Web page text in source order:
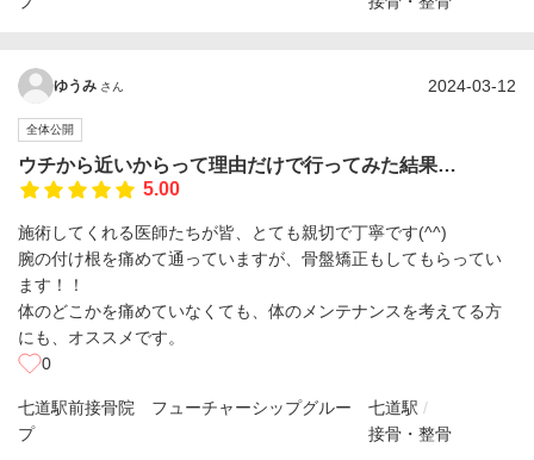
ゆうみ さん 2024-03-12
全体公開
ウチから近いからって理由だけで行ってみた結果…
5.00
施術してくれる医師たちが皆、とても親切で丁寧です(^^)
腕の付け根を痛めて通っていますが、骨盤矯正もしてもらってい
ます！！
体のどこかを痛めていなくても、体のメンテナンスを考えてる方
にも、オススメです。
0
七道駅前接骨院 フューチャーシップグルー
プ
七道駅
接骨・整骨